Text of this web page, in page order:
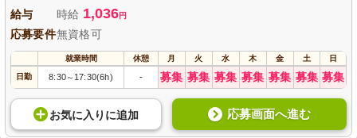
給与 時給 1,036円
応募要件無資格可
就業時間 休憩 月 火 水 木 金 土 日
日勤 8:30～17:30(6h) - 募集 募集 募集 募集 募集 募集 募集
お気に入り に追加 応募画面へ進む